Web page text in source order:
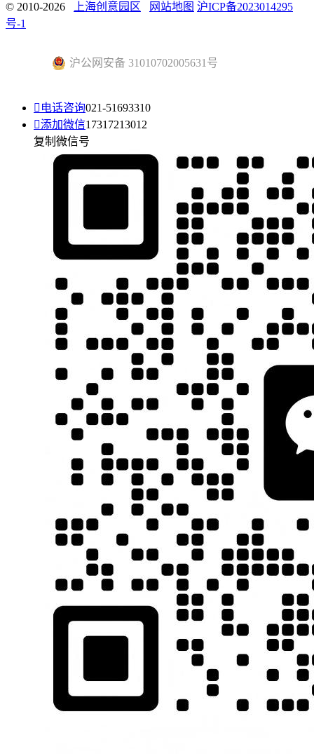
© 2010-2026 上海创意园区 网站地图 沪ICP备2023014295
号-1
沪公网安备 31010702005631号
 电话咨询021-51693310
添加微信17317213012
复制微信号